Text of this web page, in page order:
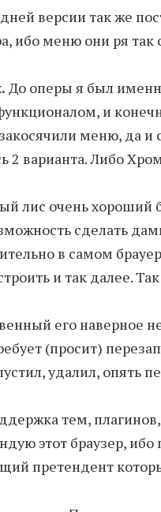
версии так же
ибо меню они ря
До оперы я был
и
меню, да и
2 варианта. Либо
лис очень хороший
сделать
в самом
и так далее.
его наверное
(просит)
удалил, опять
тем,
этот браузер,
претендент